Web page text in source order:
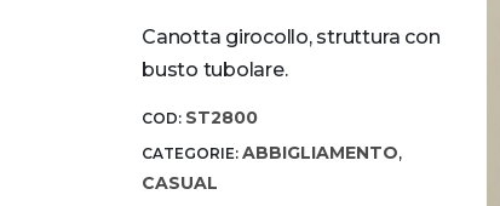
Canotta girocollo, struttura con
busto tubolare.
COD: ST2800
CATEGORIE: ABBIGLIAMENTO,
CASUAL